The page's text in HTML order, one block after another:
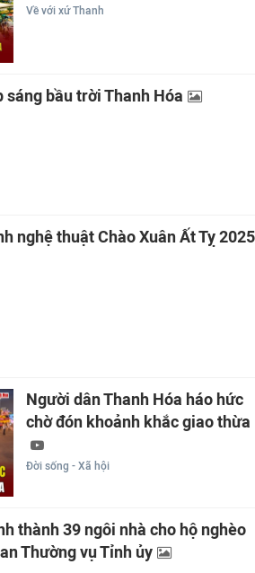
Về với xứ Thanh
sáng bầu trời Thanh Hóa
nghệ thuật Chào Xuân Ất Tỵ 2025
Người dân Thanh Hóa háo hức
chờ đón khoảnh khắc giao thừa
Đời sống - Xã hội
thành 39 ngôi nhà cho hộ nghèo
Thường vụ Tỉnh ủy